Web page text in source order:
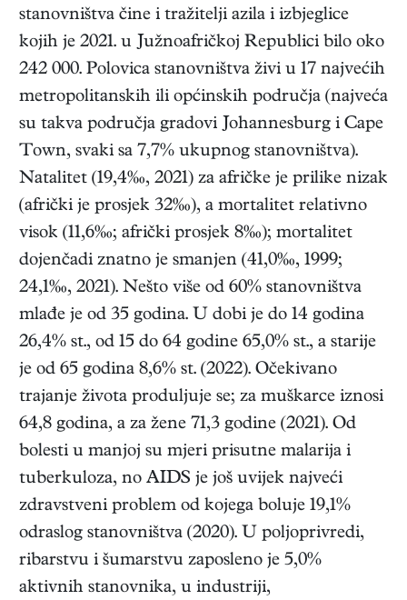
stanovništva čine i tražitelji azila i izbjeglice
kojih je 2021. u Južnoafričkoj Republici bilo oko
242 000. Polovica stanovništva živi u 17 najvećih
metropolitanskih ili općinskih područja (najveća
su takva područja gradovi Johannesburg i Cape
Town, svaki sa 7,7% ukupnog stanovništva).
Natalitet (19,4‰, 2021) za afričke je prilike nizak
(afrički je prosjek 32‰), a mortalitet relativno
visok (11,6‰; afrički prosjek 8‰); mortalitet
dojenčadi znatno je smanjen (41,0‰, 1999;
24,1‰, 2021). Nešto više od 60% stanovništva
mlađe je od 35 godina. U dobi je do 14 godina
26,4% st., od 15 do 64 godine 65,0% st., a starije
je od 65 godina 8,6% st. (2022). Očekivano
trajanje života produljuje se; za muškarce iznosi
64,8 godina, a za žene 71,3 godine (2021). Od
bolesti u manjoj su mjeri prisutne malarija i
tuberkuloza, no AIDS je još uvijek najveći
zdravstveni problem od kojega boluje 19,1%
odraslog stanovništva (2020). U poljoprivredi,
ribarstvu i šumarstvu zaposleno je 5,0%
aktivnih stanovnika, u industriji,